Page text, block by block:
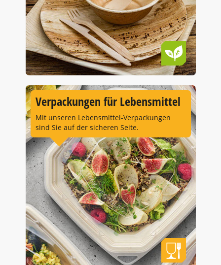
Verpackungen für Lebensmittel
Mit unseren Lebensmittel-Verpackungen
sind Sie auf der sicheren Seite.